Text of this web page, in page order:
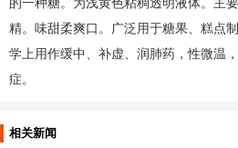
的一种糖。为浅黄色粘稠透明液体。主
精。味甜柔爽口。广泛用于糖果、糕点
学上用作缓中、补虚、润肺药，性微温
症。
相关新闻